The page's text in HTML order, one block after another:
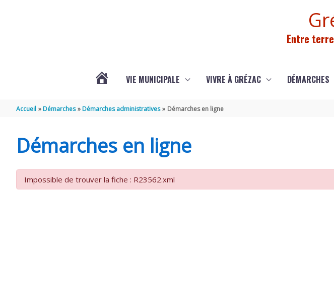
Entre
VIE MUNICIPALE VIVRE À GRÉZAC DÉMARCHES
Accueil Démarches Démarches administratives Démarches en ligne
Démarches en ligne
Impossible de trouver la fiche : R23562.xml